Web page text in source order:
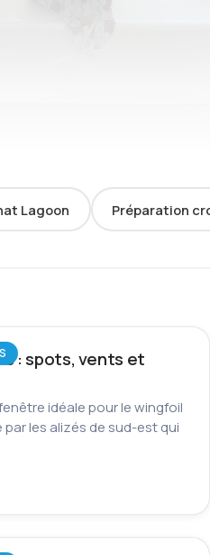
Lagoon Préparation
: spots, vents et
idéale pour le wingfoil
les alizés de sud-est qui